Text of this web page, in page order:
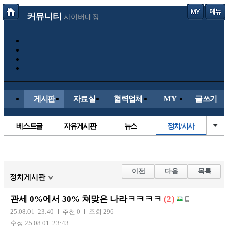
커뮤니티 사이버매장
게시판 자료실 협력업체 MY 글쓰기
베스트글 자유게시판 뉴스 정치/시사
해외축구
국내축구
정치게시판
이전 다음 목록
관세 0%에서 30% 쳐맞은 나라ㅋㅋㅋㅋ (2)
25.08.01 23:40 추천 0
조회 296
수정 25.08.01 23:43